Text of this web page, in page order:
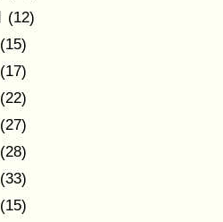
(12)
(15)
(17)
(22)
(27)
(28)
(33)
(15)